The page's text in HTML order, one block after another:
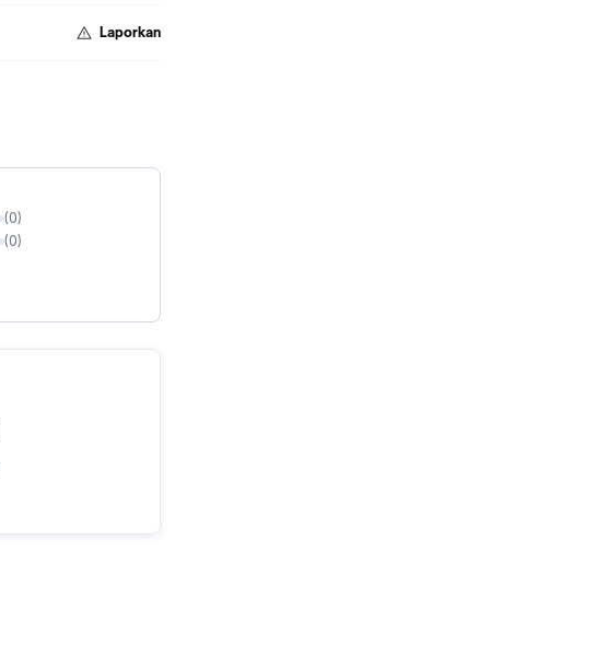
Laporkan
(0)
(0)